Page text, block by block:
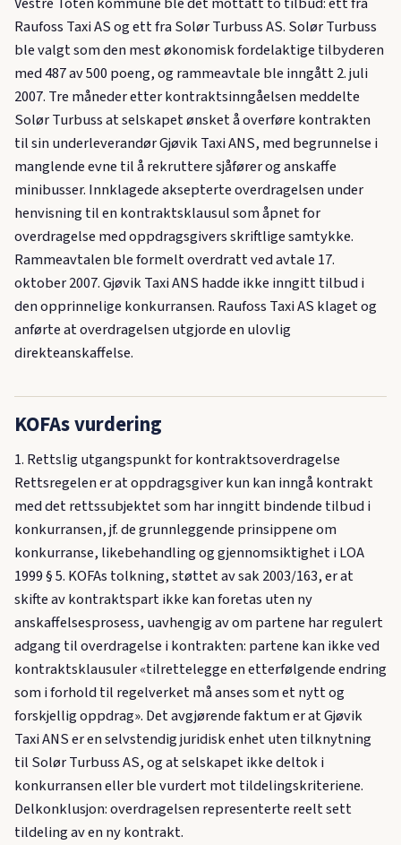
Raufoss Taxi AS og ett fra Solør Turbuss AS. Solør Turbuss
ble valgt som den mest økonomisk fordelaktige tilbyderen
med 487 av 500 poeng, og rammeavtale ble inngått 2. juli
2007. Tre måneder etter kontraktsinngåelsen meddelte
Solør Turbuss at selskapet ønsket å overføre kontrakten
til sin underleverandør Gjøvik Taxi ANS, med begrunnelse i
manglende evne til å rekruttere sjåfører og anskaffe
minibusser. Innklagede aksepterte overdragelsen under
henvisning til en kontraktsklausul som åpnet for
overdragelse med oppdragsgivers skriftlige samtykke.
Rammeavtalen ble formelt overdratt ved avtale 17.
oktober 2007. Gjøvik Taxi ANS hadde ikke inngitt tilbud i
den opprinnelige konkurransen. Raufoss Taxi AS klaget og
anførte at overdragelsen utgjorde en ulovlig
direkteanskaffelse.
KOFAs vurdering
1. Rettslig utgangspunkt for kontraktsoverdragelse
Rettsregelen er at oppdragsgiver kun kan inngå kontrakt
med det rettssubjektet som har inngitt bindende tilbud i
konkurransen, jf. de grunnleggende prinsippene om
konkurranse, likebehandling og gjennomsiktighet i LOA
1999 § 5. KOFAs tolkning, støttet av sak 2003/163, er at
skifte av kontraktspart ikke kan foretas uten ny
anskaffelsesprosess, uavhengig av om partene har regulert
adgang til overdragelse i kontrakten: partene kan ikke ved
kontraktsklausuler «tilrettelegge en etterfølgende endring
som i forhold til regelverket må anses som et nytt og
forskjellig oppdrag». Det avgjørende faktum er at Gjøvik
Taxi ANS er en selvstendig juridisk enhet uten tilknytning
til Solør Turbuss AS, og at selskapet ikke deltok i
konkurransen eller ble vurdert mot tildelingskriteriene.
Delkonklusjon: overdragelsen representerte reelt sett
tildeling av en ny kontrakt.